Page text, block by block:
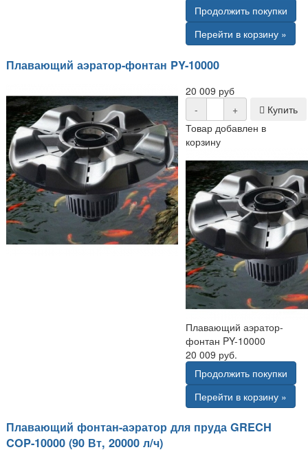
Продолжить покупки
Перейти в корзину »
Плавающий аэратор-фонтан PY-10000
20 009 руб
-
+
Купить
Товар добавлен в
корзину
Плавающий аэратор-
фонтан PY-10000
20 009 руб.
Продолжить покупки
Перейти в корзину »
Плавающий фонтан-аэратор для пруда GRECH
COP-10000 (90 Вт, 20000 л/ч)